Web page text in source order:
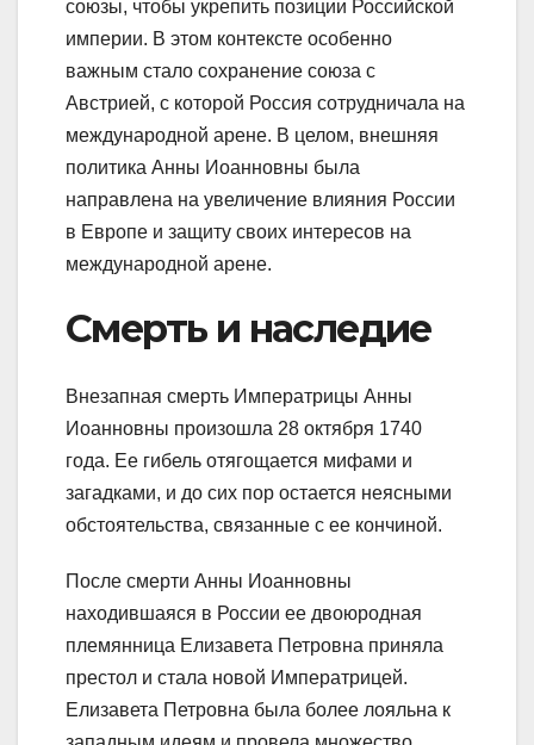
союзы, чтобы укрепить позиции Российской
империи. В этом контексте особенно
важным стало сохранение союза с
Австрией, с которой Россия сотрудничала на
международной арене. В целом, внешняя
политика Анны Иоанновны была
направлена на увеличение влияния России
в Европе и защиту своих интересов на
международной арене.
Смерть и наследие
Внезапная смерть Императрицы Анны
Иоанновны произошла 28 октября 1740
года. Ее гибель отягощается мифами и
загадками, и до сих пор остается неясными
обстоятельства, связанные с ее кончиной.
После смерти Анны Иоанновны
находившаяся в России ее двоюродная
племянница Елизавета Петровна приняла
престол и стала новой Императрицей.
Елизавета Петровна была более лояльна к